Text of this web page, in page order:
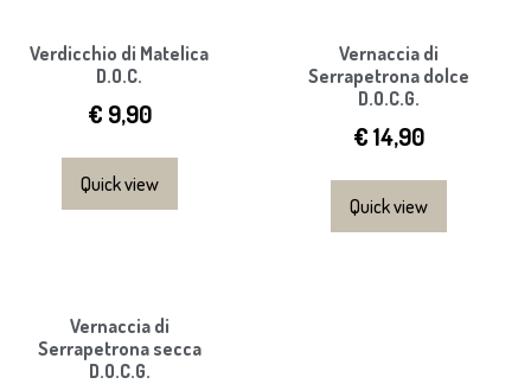
Verdicchio di Matelica
D.O.C.
€ 9,90
Quick view
Vernaccia di
Serrapetrona dolce
D.O.C.G.
€14,90
Quick view
Vernaccia di
Serrapetrona secca
D.O.C.G.